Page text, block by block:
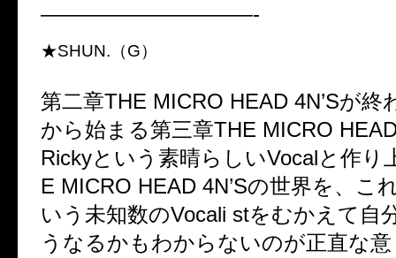
——————————-
★SHUN.（G）
第二章THE MICRO HEAD 4N’Sが終
から始まる第三章THE MICRO
Rickyという素晴らしいVocalと作り
E MICRO HEAD 4N’Sの世界を、こ
いう未知数のVocali stをむかえて自
うなるかもわからないのが正直な